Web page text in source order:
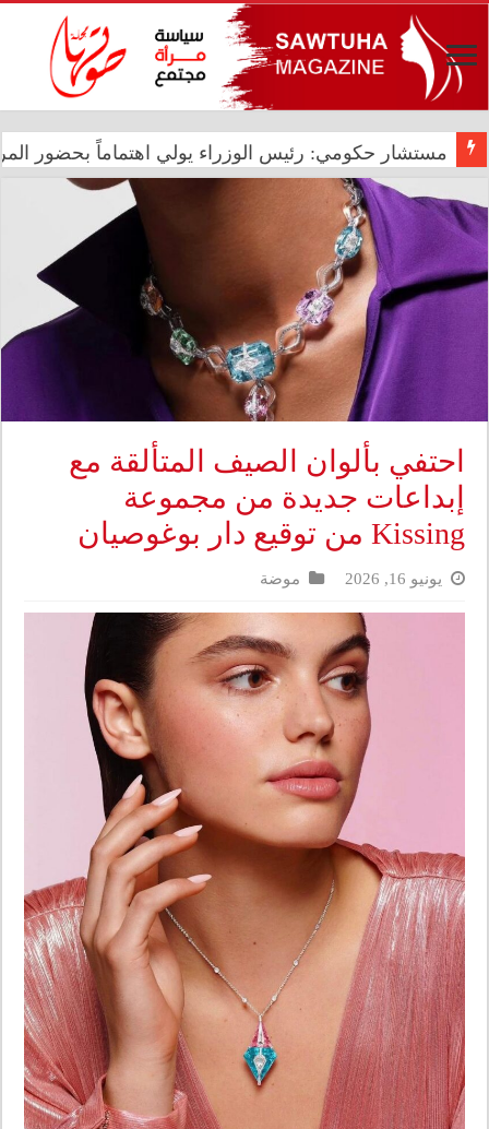
مستشار حكومي: رئيس الوزراء يولي اهتماماً بحضور
شيرين عبد الوهاب تتصدر الترند العالمي بحفلها في
احتفي بألوان الصيف المتألقة مع
إبداعات جديدة من مجموعة
Kissing من توقيع دار بوغوصيان
يونيو 16, 2026 موضة